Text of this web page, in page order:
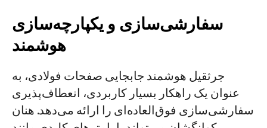
سفارشی‌سازی و یکپارچه‌سازی
هوشمند
جرثقیل هوشمند جابجایی صفحات فولادی، به
عنوان یک راهکار بسیار کاربردی، انعطاف‌پذیری
سفارشی‌سازی فوق‌العاده‌ای را ارائه می‌دهد. هنان